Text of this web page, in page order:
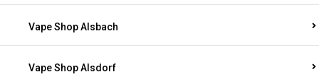
Vape Shop Alsbach
Vape Shop Alsdorf